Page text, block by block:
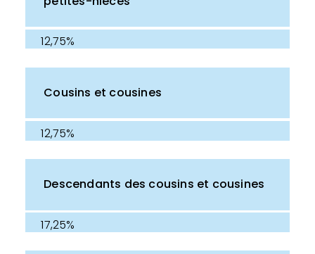
12,75%
Cousins et cousines
12,75%
Descendants des cousins et cousines
17,25%